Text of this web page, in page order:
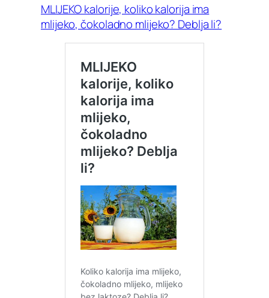
MLIJEKO kalorije, koliko kalorija ima
mlijeko, čokoladno mlijeko? Deblja li?